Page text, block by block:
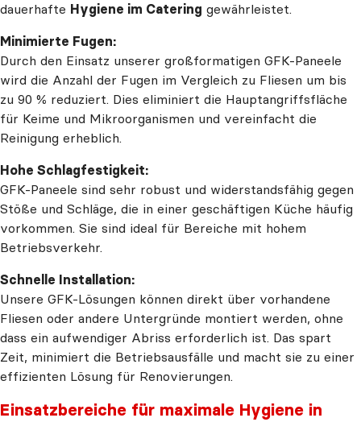
dauerhafte Hygiene im Catering gewährleistet.
Minimierte Fugen:
Durch den Einsatz unserer großformatigen GFK-Paneele
wird die Anzahl der Fugen im Vergleich zu Fliesen um bis
zu 90 % reduziert. Dies eliminiert die Hauptangriffsfläche
für Keime und Mikroorganismen und vereinfacht die
Reinigung erheblich.
Hohe Schlagfestigkeit:
GFK-Paneele sind sehr robust und widerstandsfähig gegen
Stöße und Schläge, die in einer geschäftigen Küche häufig
vorkommen. Sie sind ideal für Bereiche mit hohem
Betriebsverkehr.
Schnelle Installation:
Unsere GFK-Lösungen können direkt über vorhandene
Fliesen oder andere Untergründe montiert werden, ohne
dass ein aufwendiger Abriss erforderlich ist. Das spart
Zeit, minimiert die Betriebsausfälle und macht sie zu einer
effizienten Lösung für Renovierungen.
Einsatzbereiche für maximale Hygiene in